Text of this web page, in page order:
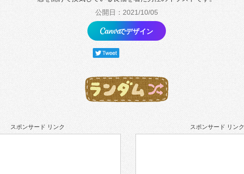
公開日：2021/10/05
でデザイン
スポンサード リンク スポンサード リンク